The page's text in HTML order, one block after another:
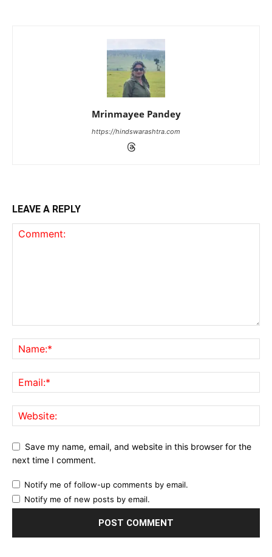
Mrinmayee Pandey
https://hindswarashtra.com
LEAVE A REPLY
Save my name, email, and website in this browser for the
next time I comment.
Notify me of follow-up comments by email.
Notify me of new posts by email.